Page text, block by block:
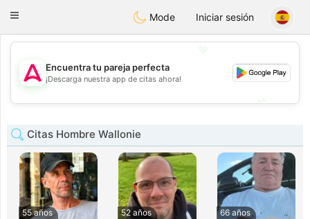
Tantôt
Toggle
Mode Iniciar sesión
💖
💕
Encuentra tu pareja perfecta
¡Descarga nuestra app de citas ahora!
Citas Hombre Wallonie
55 años
52 años
66 años